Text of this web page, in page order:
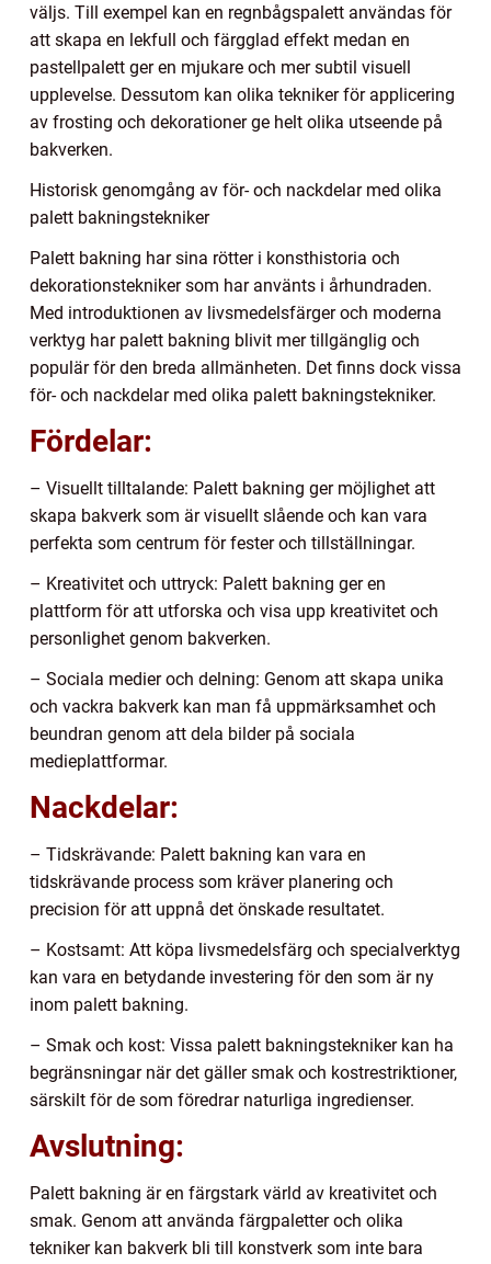
väljs. Till exempel kan en regnbågspalett användas för
att skapa en lekfull och färgglad effekt medan en
pastellpalett ger en mjukare och mer subtil visuell
upplevelse. Dessutom kan olika tekniker för applicering
av frosting och dekorationer ge helt olika utseende på
bakverken.
Historisk genomgång av för- och nackdelar med olika
palett bakningstekniker
Palett bakning har sina rötter i konsthistoria och
dekorationstekniker som har använts i århundraden.
Med introduktionen av livsmedelsfärger och moderna
verktyg har palett bakning blivit mer tillgänglig och
populär för den breda allmänheten. Det finns dock vissa
för- och nackdelar med olika palett bakningstekniker.
Fördelar:
– Visuellt tilltalande: Palett bakning ger möjlighet att
skapa bakverk som är visuellt slående och kan vara
perfekta som centrum för fester och tillställningar.
– Kreativitet och uttryck: Palett bakning ger en
plattform för att utforska och visa upp kreativitet och
personlighet genom bakverken.
– Sociala medier och delning: Genom att skapa unika
och vackra bakverk kan man få uppmärksamhet och
beundran genom att dela bilder på sociala
medieplattformar.
Nackdelar:
– Tidskrävande: Palett bakning kan vara en
tidskrävande process som kräver planering och
precision för att uppnå det önskade resultatet.
– Kostsamt: Att köpa livsmedelsfärg och specialverktyg
kan vara en betydande investering för den som är ny
inom palett bakning.
– Smak och kost: Vissa palett bakningstekniker kan ha
begränsningar när det gäller smak och kostrestriktioner,
särskilt för de som föredrar naturliga ingredienser.
Avslutning:
Palett bakning är en färgstark värld av kreativitet och
smak. Genom att använda färgpaletter och olika
tekniker kan bakverk bli till konstverk som inte bara